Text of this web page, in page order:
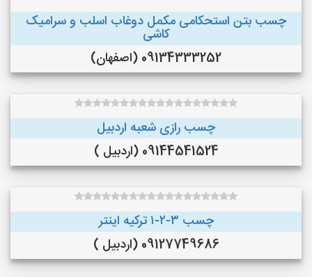
چسب بتن استحکامی مکمل دوغاب اسلب و سرامیک
کاشی
09134333252 (اصفهان)
چسب رازی شعبه اردبیل
09144541524 (اردبیل )
چسب ۳-۲-۱ ترکیه اینتر
09127749686 (اردبیل )